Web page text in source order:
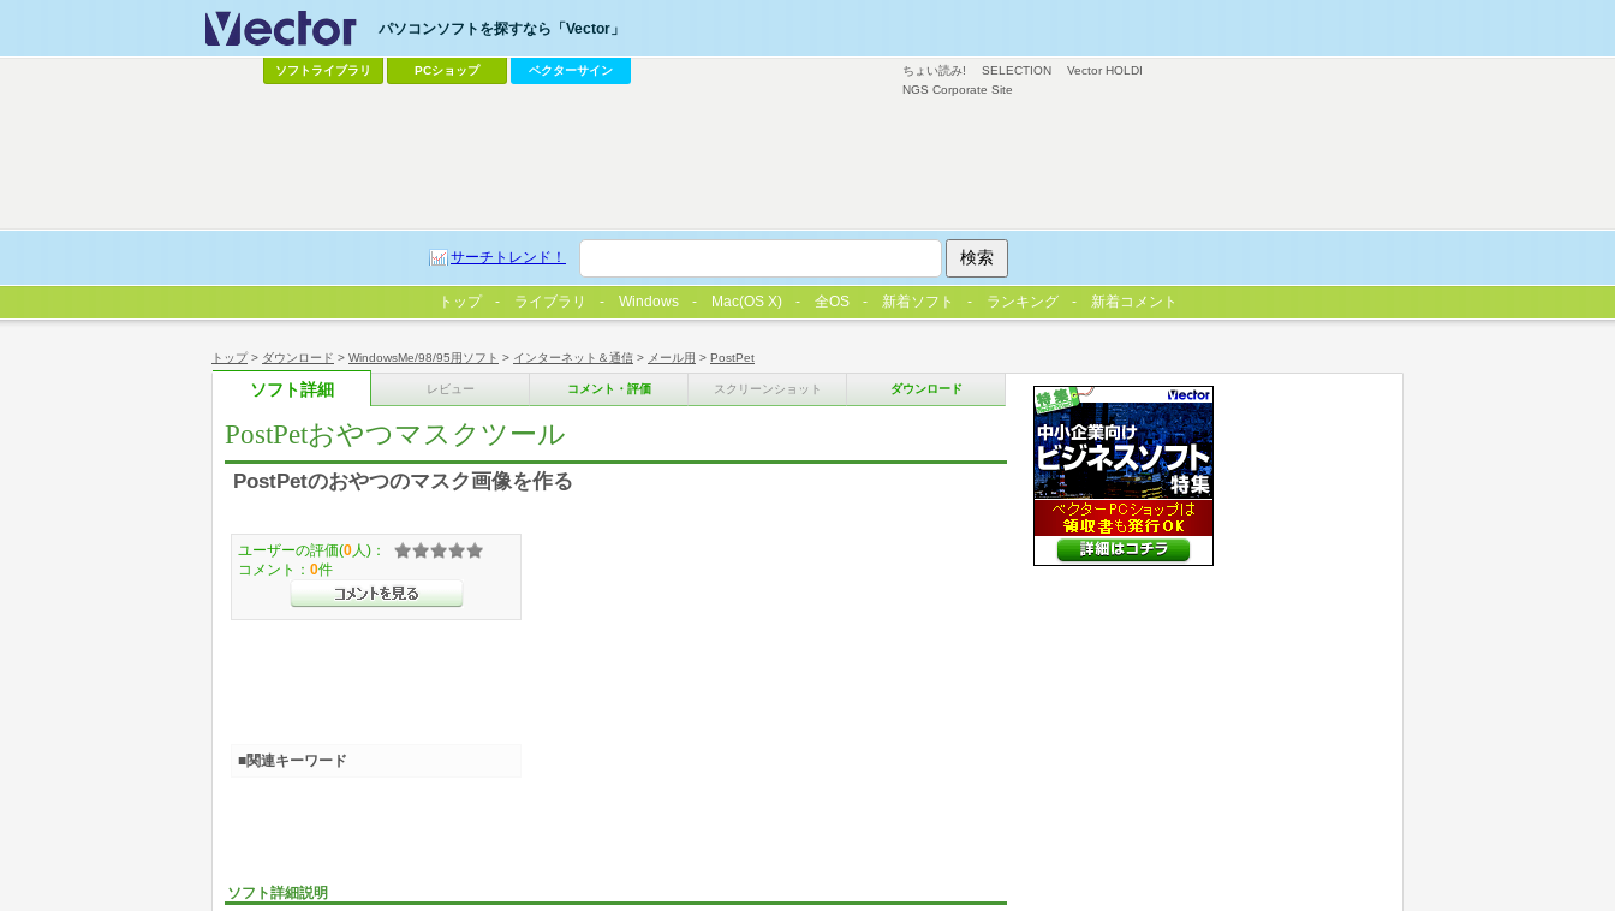
トップ> ダウンロード > WindowsMe/98/95用ソフト > インターネット＆通信 > メール用 > PostPet
ソフト詳細 レビュー コメント・評価 スクリーンショット ダウンロード
PostPetおやつマスクツール
PostPetのおやつのマスク画像を作る
ソフト詳細説明
ユーザーの評価(0 人)：
コメント： 0件
■関連キーワード
ちょい読み! SELECTION
Vector HOLDI
NGS Corporate Site
パソコンソフトを探すなら「Vector」
ソフトライブラリ PCショップ ベクターサイン
サーチトレンド！
トップ ライブラリ Windows Mac(OS X) 全OS 新着ソフト ランキング 新着コメント